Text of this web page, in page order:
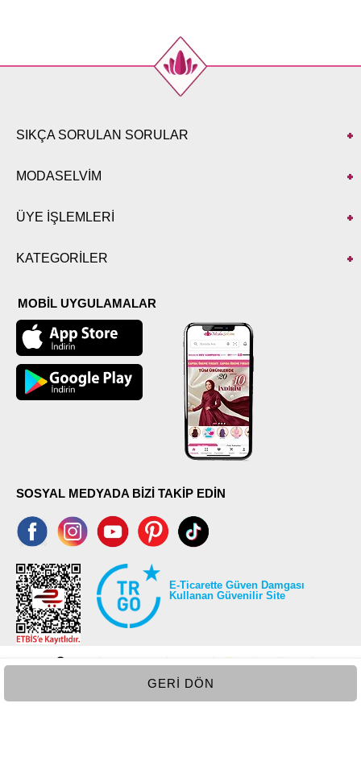
GERI DÖN
SIKÇA SORULAN SORULAR
MODASELVİM
ÜYE İŞLEMLERİ
KATEGORİLER
MOBİL UYGULAMALAR
SOSYAL MEDYADA BİZİ TAKİP EDİN
E-Ticarette Güven Damgası
Kullanan Güvenilir Site